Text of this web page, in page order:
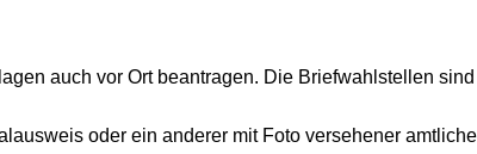
auch vor Ort beantragen. Die Briefwahlstellen
oder ein anderer mit Foto versehener